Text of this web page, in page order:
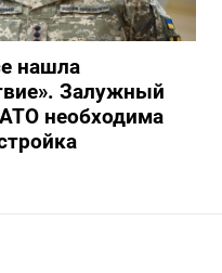
нашла
Залужный
необходима